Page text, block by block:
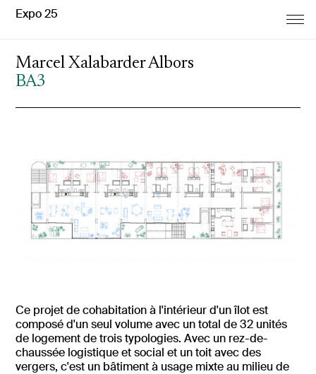
Expo 25
Marcel Xalabarder Albors
BA3
Ce projet de cohabitation à l'intérieur d'un îlot est
composé d'un seul volume avec un total de 32 unités
de logement de trois typologies. Avec un rez-de-
chaussée logistique et social et un toit avec des
vergers, c'est un bâtiment à usage mixte au milieu de